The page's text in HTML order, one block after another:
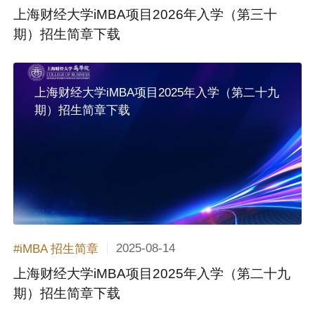
上海财经大学iMBA项目2026年入学（第三十
期）招生简章下载
上海财经大学iMBA项目2025年入学（第二十九
期）招生简章下载
#iMBA 招生简章 2025-08-14
上海财经大学iMBA项目2025年入学（第二十九
期）招生简章下载